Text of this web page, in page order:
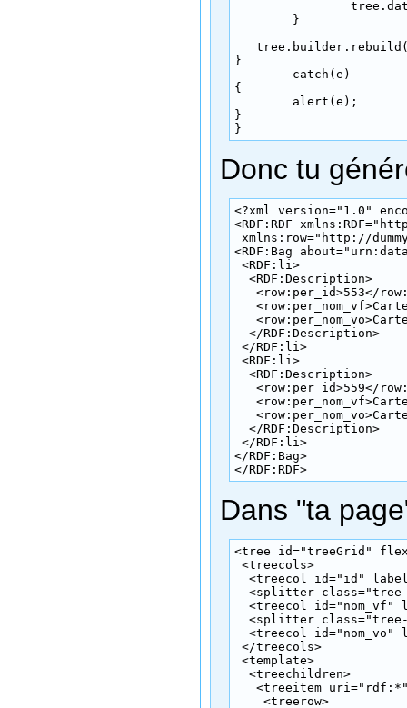
}
{
}
}
Donc tu
<?xml version="1.0"
<RDF:RDF
xmlns:row="http://
<RDF:Bag
<RDF:li>
  <RDF:Description>
<row:per_id>553</
  </RDF:Description>
</RDF:li>
<RDF:li>
  <RDF:Description>
<row:per_id>559</
  </RDF:Description>
</RDF:li>
</RDF:Bag>
</RDF:RDF>
Dans "ta
<tree id="treeGrid"
<treecols>
<treecol id="id"
<splitter
<treecol id="nom_vf"
<splitter
<treecol id="nom_vo"
</treecols>
<template>
  <treechildren>
<treeitem
    <treerow>